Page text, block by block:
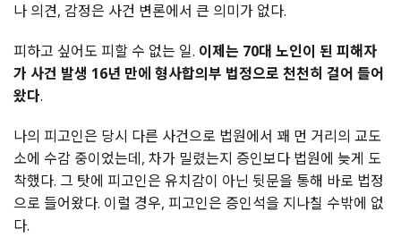
나 의견, 감정은 사건 변론에서 큰 의미가 없다.
피하고 싶어도 피할 수 없는 일. 이제는 70대 노인이 된 피해자
가 사건 발생 16년 만에 형사합의부 법정으로 천천히 걸어 들어
왔다.
나의 피고인은 당시 다른 사건으로 법원에서 꽤 먼 거리의 교도
소에 수감 중이었는데, 차가 밀렸는지 증인보다 법원에 늦게 도
착했다. 그 탓에 피고인은 유치감이 아닌 뒷문을 통해 바로 법정
으로 들어왔다. 이럴 경우, 피고인은 증인석을 지나칠 수밖에 없
다.